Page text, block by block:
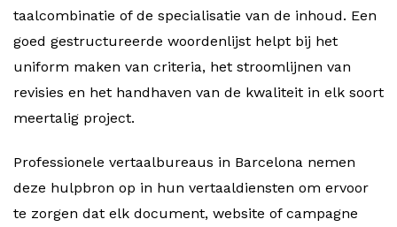
taalcombinatie of de specialisatie van de inhoud. Een
goed gestructureerde woordenlijst helpt bij het
uniform maken van criteria, het stroomlijnen van
revisies en het handhaven van de kwaliteit in elk soort
meertalig project.
Professionele vertaalbureaus in Barcelona nemen
deze hulpbron op in hun vertaaldiensten om ervoor
te zorgen dat elk document, website of campagne